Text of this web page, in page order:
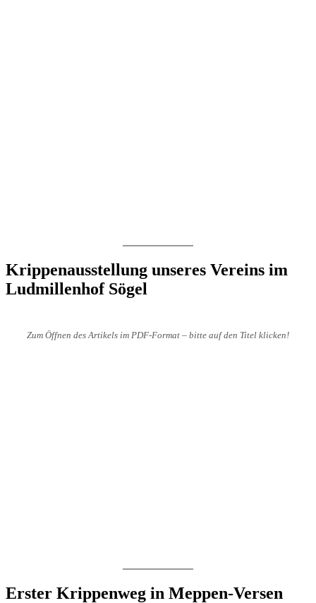
Krippenausstellung unseres Vereins im
Ludmillenhof Sögel
Zum Öffnen des Artikels im PDF-Format – bitte auf den Titel klicken!
Erster Krippenweg in Meppen-Versen